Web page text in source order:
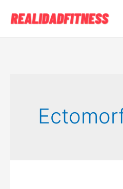
contenido